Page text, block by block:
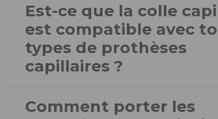
Est-ce que la colle
est compatible avec
types de prothèses
capillaires ?
La compatibilité de la colle
Comment porter les